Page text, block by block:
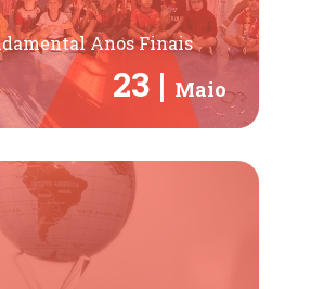
Anos Finais
23 | Maio